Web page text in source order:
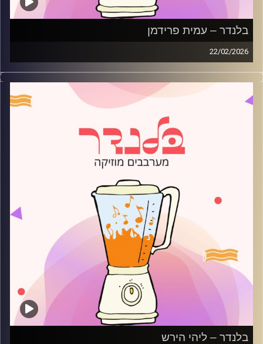
בלנדר – עמית פרידמן
22/02/2026
מוזיקה רגועה לפתוח איתה את הבוקר בהגשת עמית פרידמן
קרדיט תמונות:
AudioVersity
בלנדר – ליהי הירש